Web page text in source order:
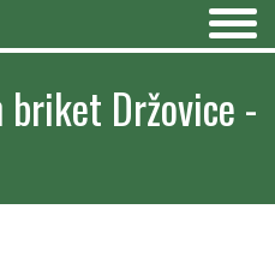
briket Držovice -